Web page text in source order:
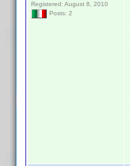
Registered: August 8, 2010
Posts: 2